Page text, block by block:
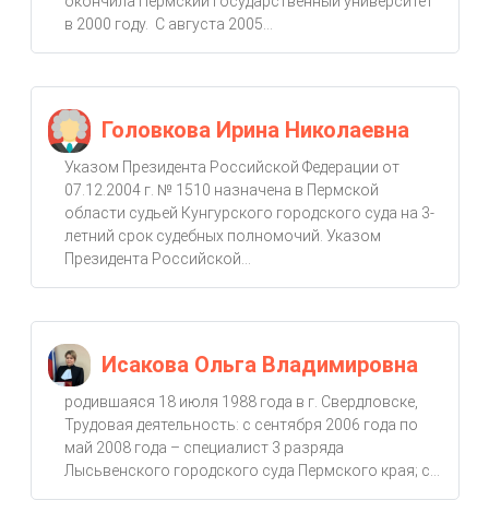
в 2000 году. С августа 2005...
Головкова Ирина Николаевна
Указом Президента Российской Федерации от
07.12.2004 г. № 1510 назначена в Пермской
области судьей Кунгурского городского суда на 3-
летний срок судебных полномочий. Указом
Президента Российской...
Исакова Ольга Владимировна
родившаяся 18 июля 1988 года в г. Свердловске,
Трудовая деятельность: с сентября 2006 года по
май 2008 года – специалист 3 разряда
Лысьвенского городского суда Пермского края; с...